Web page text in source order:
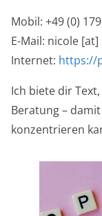
Mobil: +49 (0)
E-Mail: nicole
Internet: https://
Ich biete dir
Beratung –
konzentrieren